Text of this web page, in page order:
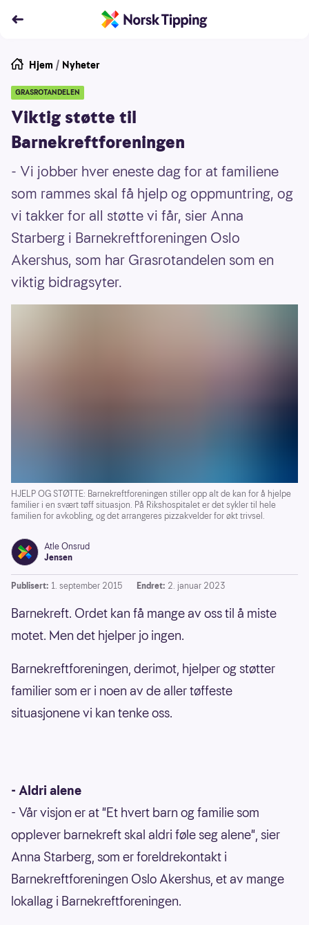
Hjem / Nyheter
GRASROTANDELEN
Viktig støtte til
Barnekreftforeningen
- Vi jobber hver eneste dag for at familiene
som rammes skal få hjelp og oppmuntring, og
vi takker for all støtte vi får, sier Anna
Starberg i Barnekreftforeningen Oslo
Akershus, som har Grasrotandelen som en
viktig bidragsyter.
HJELP OG STØTTE: Barnekreftforeningen stiller opp alt de kan for å hjelpe
familier i en svært tøff situasjon. På Rikshospitalet er det sykler til hele
familien for avkobling, og det arrangeres pizzakvelder for økt trivsel.
Atle Onsrud
Jensen
Publisert: 1. september 2015 Endret: 2. januar 2023
Barnekreft. Ordet kan få mange av oss til å miste
motet. Men det hjelper jo ingen.
Barnekreftforeningen, derimot, hjelper og støtter
familier som er i noen av de aller tøffeste
situasjonene vi kan tenke oss.
- Aldri alene
- Vår visjon er at "Et hvert barn og familie som
opplever barnekreft skal aldri føle seg alene", sier
Anna Starberg, som er foreldrekontakt i
Barnekreftforeningen Oslo Akershus, et av mange
lokallag i Barnekreftforeningen.